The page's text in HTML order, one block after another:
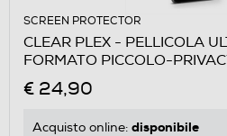
SCREEN PROTECTOR
CLEAR PLEX - PELLICOLA
FORMATO PICCOLO-
€ 24,90
Acquisto online: disponibile